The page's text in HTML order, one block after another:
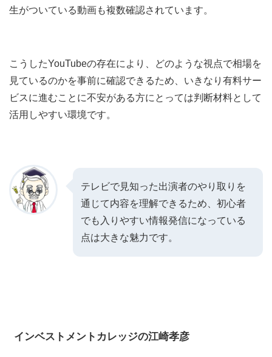
生がついている動画も複数確認されています。
こうしたYouTubeの存在により、どのような視点で相場を
見ているのかを事前に確認できるため、いきなり有料サー
ビスに進むことに不安がある方にとっては判断材料として
活用しやすい環境です。
テレビで見知った出演者のやり取りを
通じて内容を理解できるため、初心者
でも入りやすい情報発信になっている
点は大きな魅力です。
インベストメントカレッジの江崎孝彦